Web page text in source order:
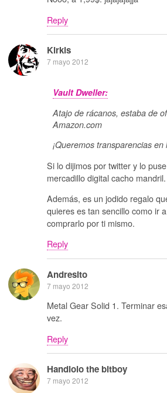
Reply
Kirkis
7 mayo 2012
Vault Dweller:
Atajo de rácanos, estaba de
Amazon.com
¡Queremos transparencias
Si lo dijimos por twitter y lo
mercadillo digital cacho mandril.
Además, es un jodido regalo
quieres es tan sencillo como ir
comprarlo por ti mismo.
Reply
Andresito
7 mayo 2012
Metal Gear Solid 1. Terminar
vez.
Reply
Handlolo the bitboy
7 mayo 2012